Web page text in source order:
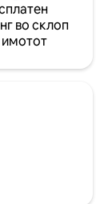
во склоп
имотот